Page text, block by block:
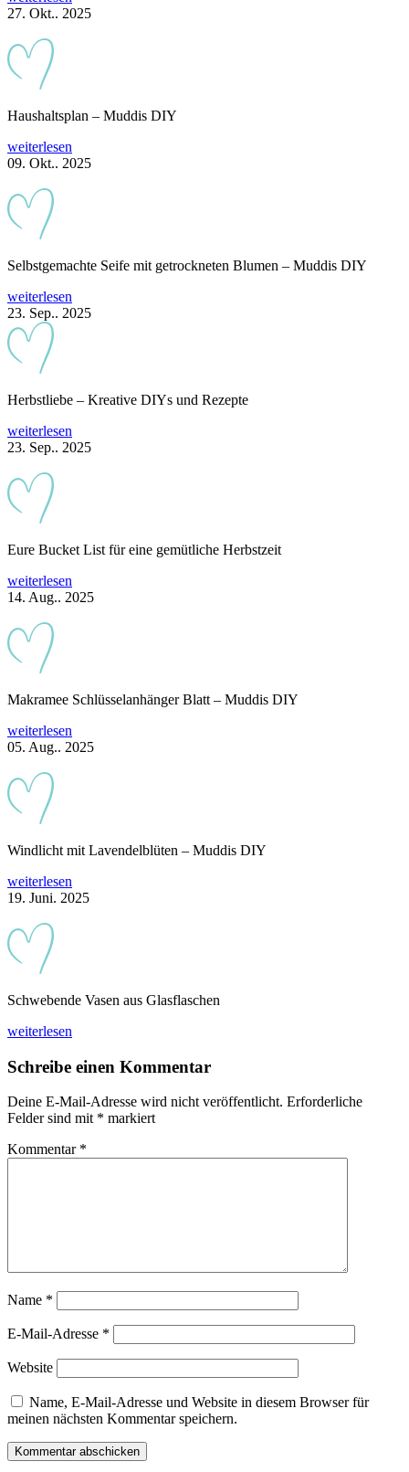
27. Okt.. 2025
Haushaltsplan – Muddis DIY
weiterlesen
09. Okt.. 2025
Selbstgemachte Seife mit getrockneten Blumen – Muddis DIY
weiterlesen
23. Sep.. 2025
Herbstliebe – Kreative DIYs und Rezepte
weiterlesen
23. Sep.. 2025
Eure Bucket List für eine gemütliche Herbstzeit
weiterlesen
14. Aug.. 2025
Makramee Schlüsselanhänger Blatt – Muddis DIY
weiterlesen
05. Aug.. 2025
Windlicht mit Lavendelblüten – Muddis DIY
weiterlesen
19. Juni. 2025
Schwebende Vasen aus Glasflaschen
weiterlesen
Schreibe einen Kommentar
Deine E-Mail-Adresse wird nicht veröffentlicht. Erforderliche
Felder sind mit * markiert
Kommentar *
Name *
E-Mail-Adresse *
Website
Name, E-Mail-Adresse und Website in diesem Browser für
meinen nächsten Kommentar speichern.